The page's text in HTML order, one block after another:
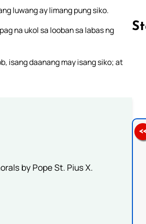
luwang ay limang pung siko.
na ukol sa looban sa labas ng
isang daanang may isang siko; at
by Pope St. Pius X.